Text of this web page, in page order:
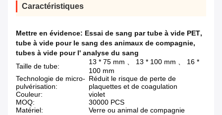
Caractéristiques
Mettre en évidence: Essai de sang par tube à vide PET,
tube à vide pour le sang des animaux de compagnie,
tubes à vide pour l' analyse du sang
Taille de tube:
13 * 75 mm 、 13 * 100 mm 、 16 *
100 mm
Technologie de micro-
pulvérisation:
Réduit le risque de perte de
plaquettes et de coagulation
Couleur:
violet
MOQ:
30000 PCS
Matériel:
Verre ou animal de compagnie